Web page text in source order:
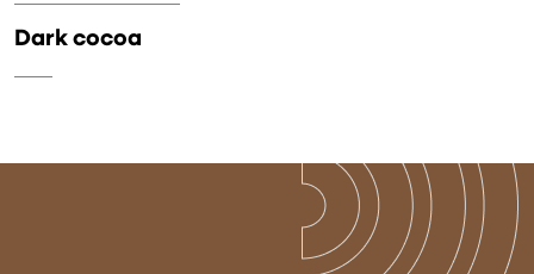
Dark cocoa